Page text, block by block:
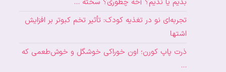
تجربه‌ای نو در تغذیه کودک: تأثیر تخم کبوتر بر افزایش
اشتها
ذرت پاپ کورن؛ اون خوراکی خوشگل و خوش‌طعمی که
…